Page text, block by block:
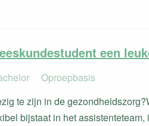
een
Oproepbasis
te zijn in de
bijstaat in het assistenteteam,